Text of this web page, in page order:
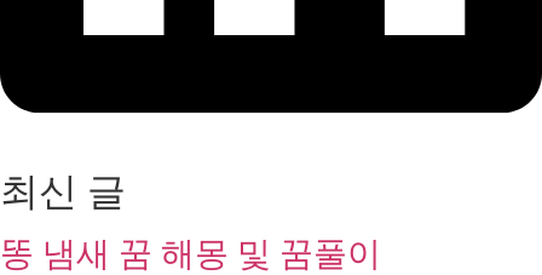
최신 글
똥 냄새 꿈 해몽 및 꿈풀이